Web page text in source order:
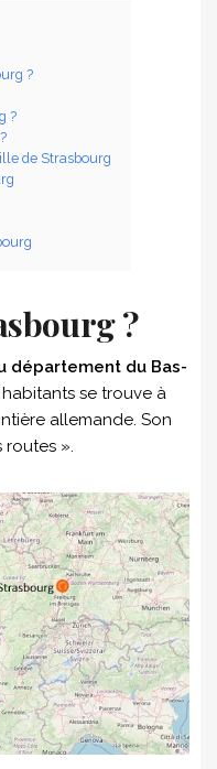
?
?
de Strasbourg
?
du Bas-
se trouve à
allemande. Son
».